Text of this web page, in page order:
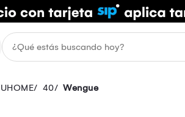
40 Wengue